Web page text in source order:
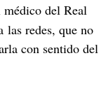
médico del Real
las redes, que no
con sentido del